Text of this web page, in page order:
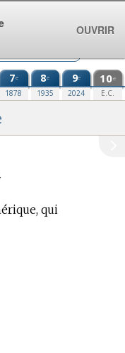
7e
1878
8e
1935
9e
2024
10e
E.C.
qui
OUVRIR